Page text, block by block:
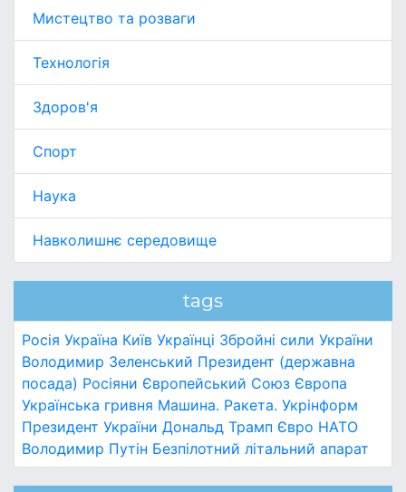
Мистецтво та розваги
Технологія
Здоров'я
Спорт
Наука
Навколишнє середовище
tags
Росія Україна Київ Українці Збройні сили України
Володимир Зеленський Президент (державна
посада) Росіяни Європейський Союз Європа
Українська гривня Машина. Ракета. Укрінформ
Президент України Дональд Трамп Євро НАТО
Володимир Путін Безпілотний літальний апарат